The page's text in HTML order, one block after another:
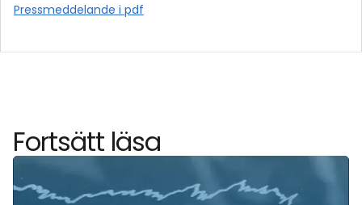
Pressmeddelande i pdf
Fortsätt läsa